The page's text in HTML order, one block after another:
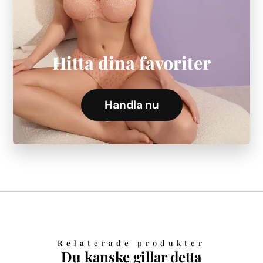
Hitta dina favoriter
Handla nu
Relaterade produkter
Du kanske gillar detta